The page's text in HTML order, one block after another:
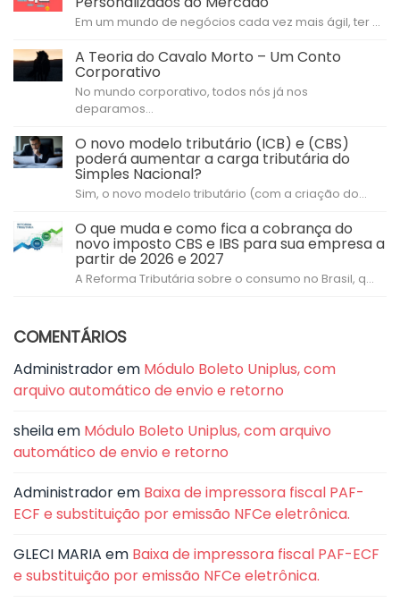
Em um mundo de negócios cada vez mais ágil, ter ...
A Teoria do Cavalo Morto – Um Conto
Corporativo
No mundo corporativo, todos nós já nos
deparamos...
O novo modelo tributário (ICB) e (CBS)
poderá aumentar a carga tributária do
Simples Nacional?
Sim, o novo modelo tributário (com a criação do...
O que muda e como fica a cobrança do
novo imposto CBS e IBS para sua empresa a
partir de 2026 e 2027
A Reforma Tributária sobre o consumo no Brasil, q...
COMENTÁRIOS
Administradorem Módulo Boleto Uniplus, com
arquivo automático de envio e retorno
sheilaem Módulo Boleto Uniplus, com arquivo
automático de envio e retorno
Administradorem Baixa de impressora fiscal PAF-
ECF e substituição por emissão NFCe eletrônica.
GLECI MARIA em Baixa de impressora fiscal PAF-ECF
e substituição por emissão NFCe eletrônica.